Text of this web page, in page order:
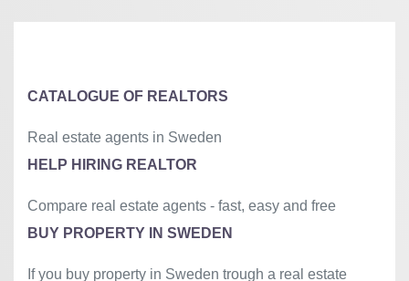
CATALOGUE OF REALTORS
Real estate agents in Sweden
HELP HIRING REALTOR
Compare real estate agents - fast, easy and free
BUY PROPERTY IN SWEDEN
If you buy property in Sweden trough a real estate